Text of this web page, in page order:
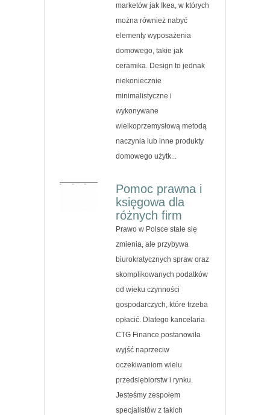
marketów jak Ikea, w których
można również nabyć
elementy wyposażenia
domowego, takie jak
ceramika. Design to jednak
niekoniecznie
minimalistyczne i
wykonywane
wielkoprzemysłową metodą
naczynia lub inne produkty
domowego użytk...
Pomoc prawna i
księgowa dla
różnych firm
Prawo w Polsce stale się
zmienia, ale przybywa
biurokratycznych spraw oraz
skomplikowanych podatków
od wieku czynności
gospodarczych, które trzeba
opłacić. Dlatego kancelaria
CTG Finance postanowiła
wyjść naprzeciw
oczekiwaniom wielu
przedsiębiorstw i rynku.
Jesteśmy zespołem
specjalistów z takich